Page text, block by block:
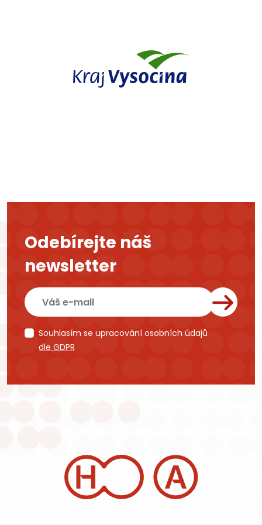
Odebírejte náš
newsletter
Souhlasím se upracování osobních údajů
dle GDPR